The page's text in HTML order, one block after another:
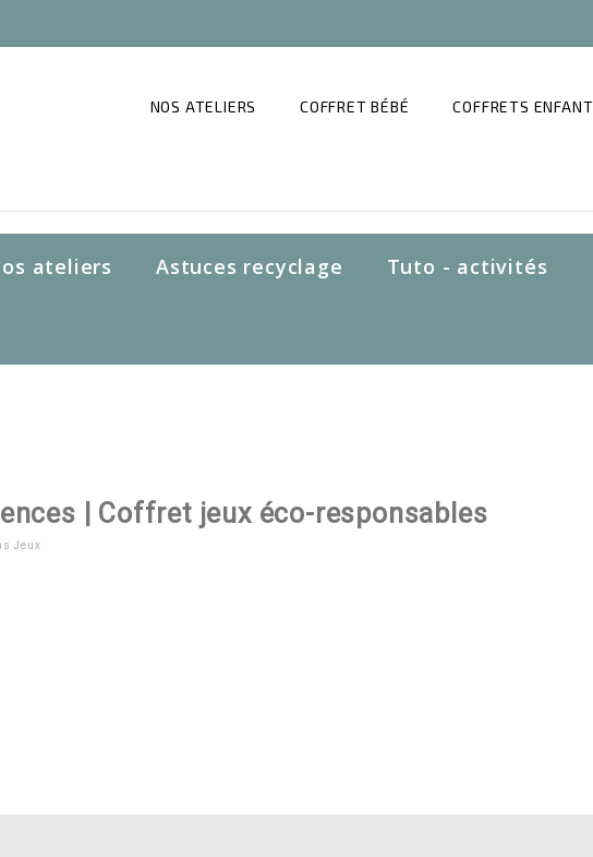
NOS ATELIERS COFFRET BÉBÉ COFFRETS ENFANT
ateliers Astuces recyclage Tuto - activités
| Coffret jeux éco-responsables
Jeux